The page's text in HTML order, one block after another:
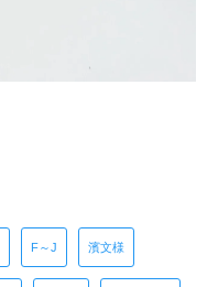
F～J 濱文様